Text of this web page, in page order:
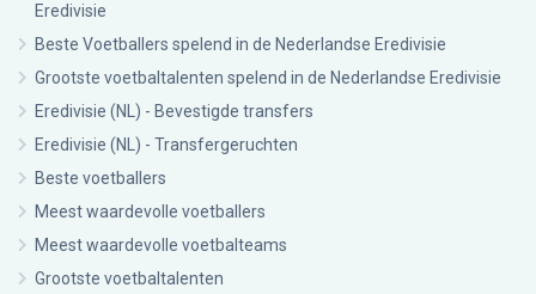
Eredivisie
Beste Voetballers spelend in de Nederlandse Eredivisie
Grootste voetbaltalenten spelend in de Nederlandse Eredivisie
Eredivisie (NL) - Bevestigde transfers
Eredivisie (NL) - Transfergeruchten
Beste voetballers
Meest waardevolle voetballers
Meest waardevolle voetbalteams
Grootste voetbaltalenten